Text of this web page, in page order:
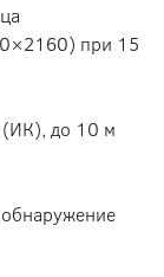
при 15
(ИК), до 10 м